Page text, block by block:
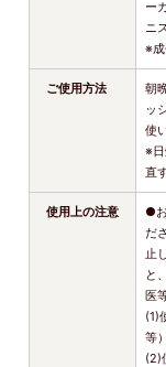
ー
ニ
※
ご使用方法
朝
ッ
使
※
直
使用上の注意
●
だ
止
と
医
(1)
等
(2)